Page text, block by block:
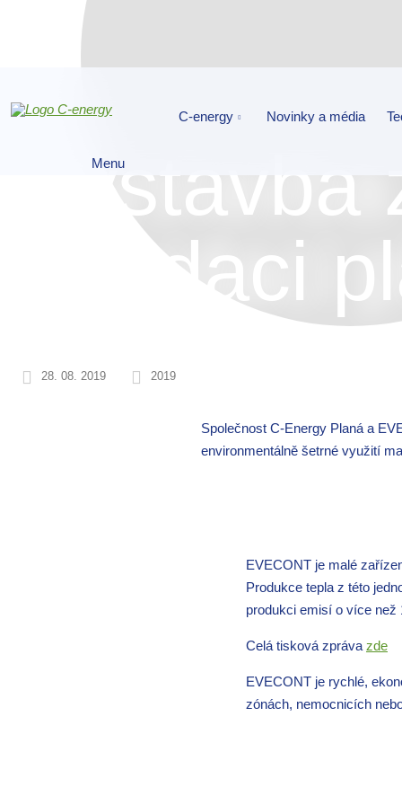
Menu
C-energy Novinky a média
likvidaci
28. 08. 2019 2019
Společnost C-Energy Planá a
environmentálně šetrné využití
EVECONT je malé
Produkce tepla z této
produkci emisí o více
Celá tisková zpráva zde
EVECONT je rychlé,
zónách, nemocnicích